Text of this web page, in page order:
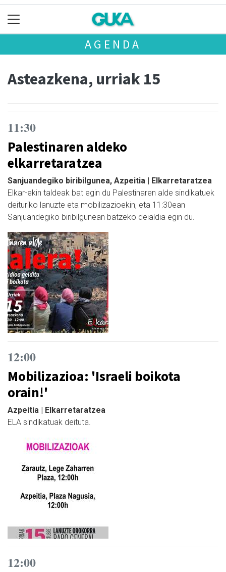
AGENDA
Asteazkena, urriak 15
11:30
Palestinaren aldeko
elkarretaratzea
Sanjuandegiko biribilgunea, Azpeitia | Elkarretaratzea
Elkar-ekin taldeak bat egin du Palestinaren alde sindikatuek
deituriko lanuzte eta mobilizazioekin, eta 11:30ean
Sanjuandegiko biribilgunean batzeko deialdia egin du.
12:00
Mobilizazioa: 'Israeli boikota
orain!'
Azpeitia | Elkarretaratzea
ELA sindikatuak deituta.
12:00